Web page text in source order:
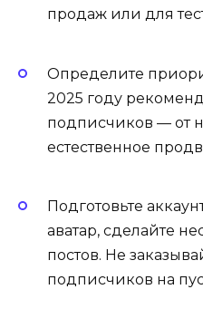
продаж или для
Определите
2025 году
подписчиков — от
естественное
Подготовьте
аватар, сделайте
постов. Не
подписчиков на